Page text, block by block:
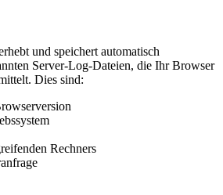
und speichert automatisch
Server-Log-Dateien, die Ihr Browser
Dies sind:
Rechners